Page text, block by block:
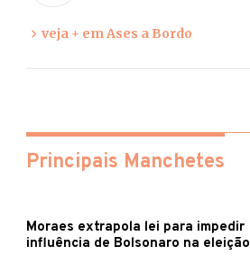
veja + em Ases a Bordo
Principais Manchetes
Moraes extrapola lei para impedir
influência de Bolsonaro na eleição